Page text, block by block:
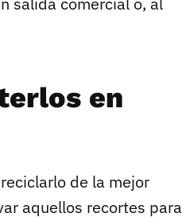
en
de la mejor
aquellos recortes para